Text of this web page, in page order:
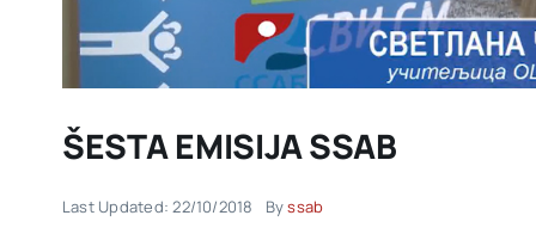
ŠESTA EMISIJA SSAB
Last Updated: 22/10/2018 Byssab